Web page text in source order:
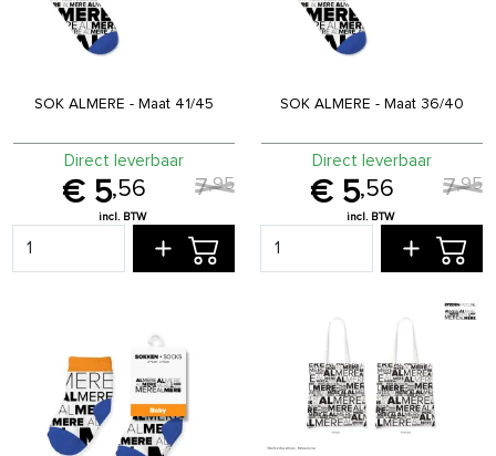
SOK ALMERE - Maat 41/45
5,56 7,95
Direct leverbaar
SOK ALMERE - Maat 36/40
5,56 7,95
Direct leverbaar